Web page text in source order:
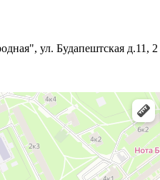
ул. Будапештская д.11, 2